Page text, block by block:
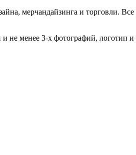
мерчандайзинга и торговли.
не менее 3-х фотографий, логотип и